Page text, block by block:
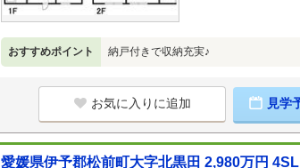
おすすめポイント 納戸付きで収納充実♪
お気に入りに追加 見学
愛媛県伊予郡松前町大字北黒田 2,980万円